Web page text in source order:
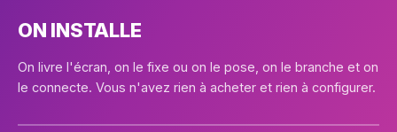
ON INSTALLE
On livre l'écran, on le fixe ou on le pose, on le branche et on
le connecte. Vous n'avez rien à acheter et rien à configurer.